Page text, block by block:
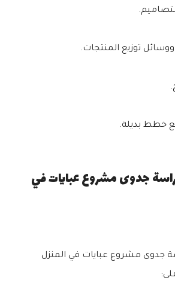
توزيع المنتجات.
خطط بديلة.
جدوى مشروع عبايات في
جدوى مشروع عبايات في المنزل